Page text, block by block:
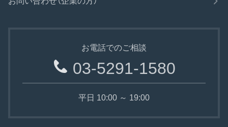
お電話でのご相談
03-5291-1580
平日 10:00 ～ 19:00